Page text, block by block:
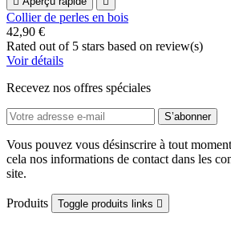
Collier de perles en bois
42,90 €
Rated out of 5 stars based on review(s)
Voir détails
Recevez nos offres spéciales
Vous pouvez vous désinscrire à tout
cela nos informations de contact dans les
site.
Produits Toggle produits links 